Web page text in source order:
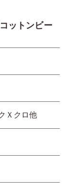
ットンビー
Ｘクロ他